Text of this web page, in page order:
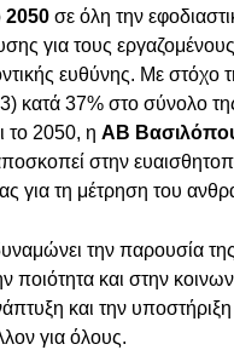
2050 σε όλη την
για τους
ευθύνης. Με
κατά 37% στο σύνολο
το 2050, η ΑΒ
στην
για τη μέτρηση του
την παρουσία
ποιότητα και στην
και την υποστήριξη
για όλους.